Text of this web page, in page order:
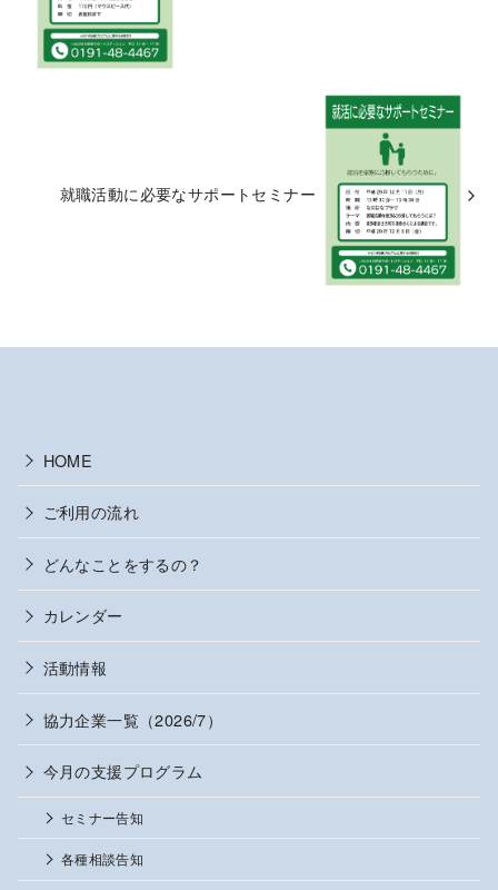
就職活動に必要なサポートセミナー
HOME
ご利用の流れ
どんなことをするの？
カレンダー
活動情報
協力企業一覧（2026/7）
今月の支援プログラム
セミナー告知
各種相談告知